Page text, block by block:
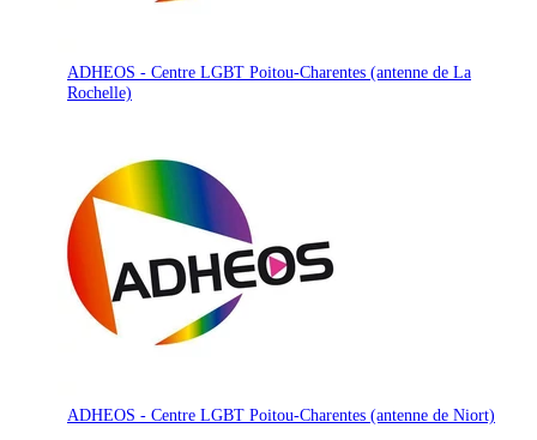
ADHEOS - Centre LGBT Poitou-Charentes (antenne de La
Rochelle)
ADHEOS - Centre LGBT Poitou-Charentes (antenne de Niort)